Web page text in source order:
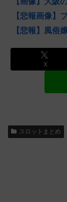
【悲報画像】
【悲報】風俗
X
スロットまとめ